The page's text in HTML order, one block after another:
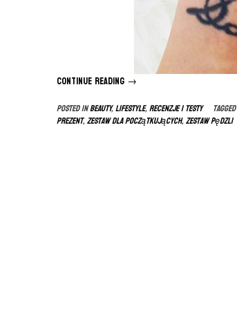
Continue reading “Pędzle
opinie”
→
Posted inBEAUTY,LIFESTYLE,RECENZJE I TESTY Tagged
prezent,zestaw dla początkujących,zestaw pędzli